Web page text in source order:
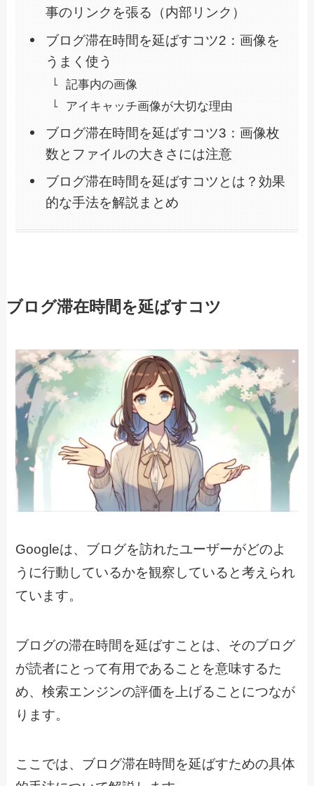
事のリンクを張る（内部リンク）
ブログ滞在時間を延ばすコツ2：画像を
うまく使う
記事内の画像
アイキャッチ画像が大切な理由
ブログ滞在時間を延ばすコツ3：画像枚
数とファイルの大きさには注意
ブログ滞在時間を延ばすコツとは？効果
的な手法を解説まとめ
ブログ滞在時間を延ばすコツ
Googleは、ブログを訪れたユーザーがどのよ
うに行動しているかを観察していると考えられ
ています。
ブログの滞在時間を延ばすことは、そのブログ
が読者にとって有用であることを意味するた
め、検索エンジンの評価を上げることにつなが
ります。
ここでは、ブログ滞在時間を延ばすための具体